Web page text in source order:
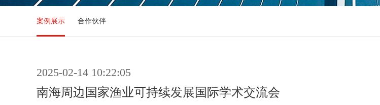
案例展示 合作伙伴
2025-02-14 10:22:05
南海周边国家渔业可持续发展国际学术交流会